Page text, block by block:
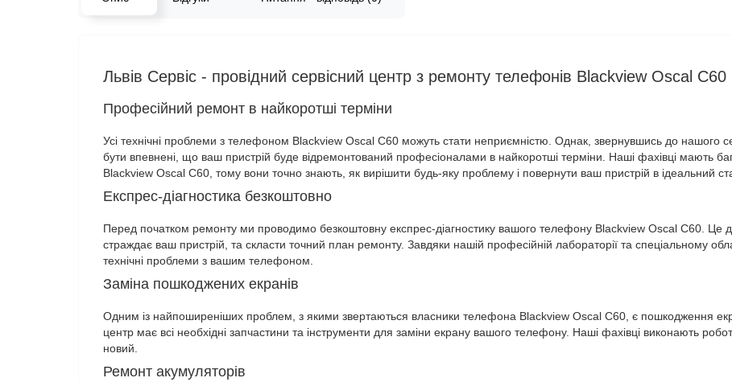
Львів Сервіс - провідний сервісний центр з ремонту телефонів Blackview Oscal C60
Професійний ремонт в найкоротші терміни
Усі технічні проблеми з телефоном Blackview Oscal C60 можуть стати неприємністю. Однак, звернувшись до нашого
бути впевнені, що ваш пристрій буде відремонтований професіоналами в найкоротші терміни. Наші фахівці мають
Blackview Oscal C60, тому вони точно знають, як вирішити будь-яку проблему і повернути ваш пристрій в ідеальний
Експрес-діагностика безкоштовно
Перед початком ремонту ми проводимо безкоштовну експрес-діагностику вашого телефону Blackview Oscal C60. Це
страждає ваш пристрій, та скласти точний план ремонту. Завдяки нашій професійній лабораторії та спеціальному
технічні проблеми з вашим телефоном.
Заміна пошкоджених екранів
Одним із найпоширеніших проблем, з якими звертаються власники телефона Blackview Oscal C60, є пошкодження
центр має всі необхідні запчастини та інструменти для заміни екрану вашого телефону. Наші фахівці виконають
новий.
Ремонт акумуляторів